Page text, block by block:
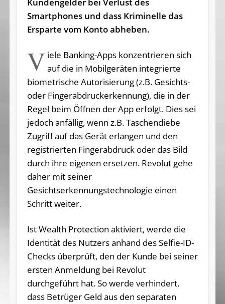
Kundengelder bei Verlust des
Smartphones und dass Kriminelle das
Ersparte vom Konto abheben.
V iele Banking-Apps konzentrieren sich
auf die in Mobilgeräten integrierte
biometrische Autorisierung (z.B. Gesichts-
oder Fingerabdruckerkennung), die in der
Regel beim Öffnen der App erfolgt. Dies sei
jedoch anfällig, wenn z.B. Taschendiebe
Zugriff auf das Gerät erlangen und den
registrierten Fingerabdruck oder das Bild
durch ihre eigenen ersetzen. Revolut gehe
daher mit seiner
Gesichtserkennungstechnologie einen
Schritt weiter.
Ist Wealth Protection aktiviert, werde die
Identität des Nutzers anhand des Selfie-ID-
Checks überprüft, den der Kunde bei seiner
ersten Anmeldung bei Revolut
durchgeführt hat. So werde verhindert,
dass Betrüger Geld aus den separaten